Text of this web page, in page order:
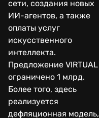
сети, создания новых
ИИ-агентов, а также
оплаты услуг
искусственного
интеллекта.
Предложение VIRTUAL
ограничено 1 млрд.
Более того, здесь
реализуется
дефляционная модель,